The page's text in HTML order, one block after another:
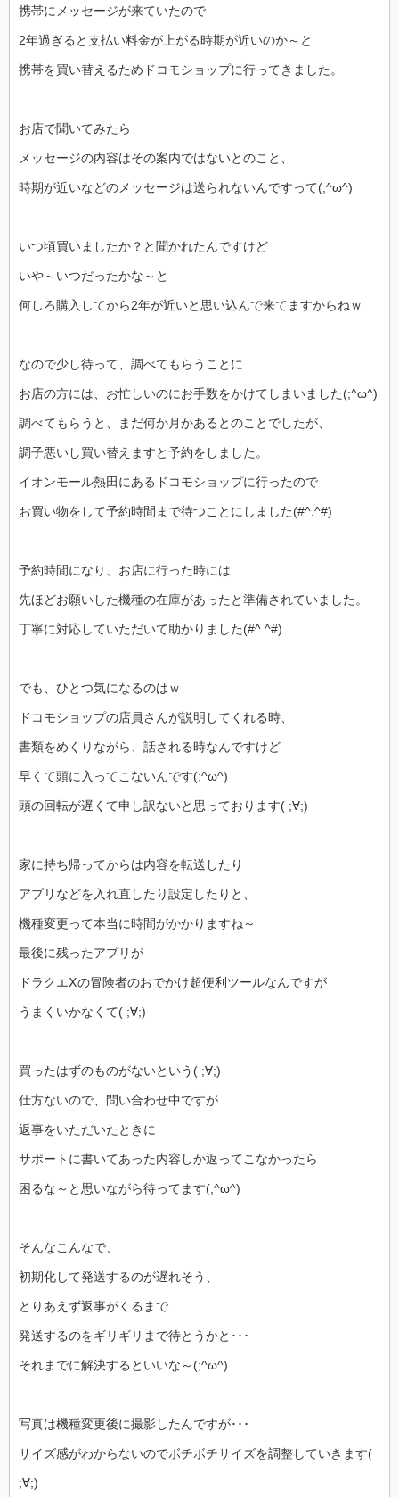
携帯にメッセージが来ていたので
2年過ぎると支払い料金が上がる時期が近いのか～と
携帯を買い替えるためドコモショップに行ってきました。
お店で聞いてみたら
メッセージの内容はその案内ではないとのこと、
時期が近いなどのメッセージは送られないんですって(;^ω^)
いつ頃買いましたか？と聞かれたんですけど
いや～いつだったかな～と
何しろ購入してから2年が近いと思い込んで来てますからねｗ
なので少し待って、調べてもらうことに
お店の方には、お忙しいのにお手数をかけてしまいました(;^ω^)
調べてもらうと、まだ何か月かあるとのことでしたが、
調子悪いし買い替えますと予約をしました。
イオンモール熱田にあるドコモショップに行ったので
お買い物をして予約時間まで待つことにしました(#^.^#)
予約時間になり、お店に行った時には
先ほどお願いした機種の在庫があったと準備されていました。
丁寧に対応していただいて助かりました(#^.^#)
でも、ひとつ気になるのはｗ
ドコモショップの店員さんが説明してくれる時、
書類をめくりながら、話される時なんですけど
早くて頭に入ってこないんです(;^ω^)
頭の回転が遅くて申し訳ないと思っております( ;∀;)
家に持ち帰ってからは内容を転送したり
アプリなどを入れ直したり設定したりと、
機種変更って本当に時間がかかりますね～
最後に残ったアプリが
ドラクエⅩの冒険者のおでかけ超便利ツールなんですが
うまくいかなくて( ;∀;)
買ったはずのものがないという( ;∀;)
仕方ないので、問い合わせ中ですが
返事をいただいたときに
サポートに書いてあった内容しか返ってこなかったら
困るな～と思いながら待ってます(;^ω^)
そんなこんなで、
初期化して発送するのが遅れそう、
とりあえず返事がくるまで
発送するのをギリギリまで待とうかと･･･
それまでに解決するといいな～(;^ω^)
写真は機種変更後に撮影したんですが･･･
サイズ感がわからないのでボチボチサイズを調整していきます(
;∀;)